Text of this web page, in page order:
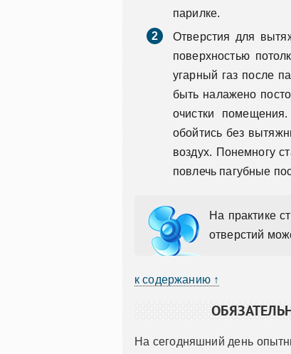
парилке.
Отверстия для
поверхностью
угарный газ после
быть налажено
очистки
обойтись без
воздух. Понемногу
повлечь пагубные
На практике
отверстий
к содержанию ↑
На сегодняшний день